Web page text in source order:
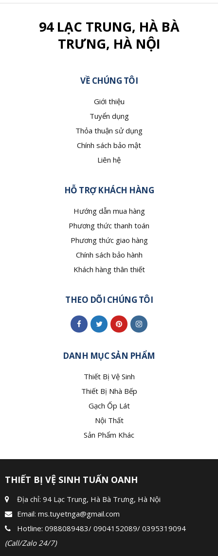
94 LẠC TRUNG, HÀ BÀ
TRƯNG, HÀ NỘI
VỀ CHÚNG TÔI
Giới thiệu
Tuyển dụng
Thỏa thuận sử dụng
Chính sách bảo mật
Liên hệ
HỖ TRỢ KHÁCH HÀNG
Hướng dẫn mua hàng
Phương thức thanh toán
Phương thức giao hàng
Chính sách bảo hành
Khách hàng thân thiết
THEO DÕI CHÚNG TÔI
DANH MỤC SẢN PHẨM
Thiết Bị Vệ Sinh
Thiết Bị Nhà Bếp
Gạch Ốp Lát
Nội Thất
Sản Phẩm Khác
THIẾT BỊ VỆ SINH TUẤN OANH
Địa chỉ: 94 Lạc Trung, Hà Bà Trưng, Hà Nội
Email: ms.tuyetnga@gmail.com
Hotline: 0988089483/ 0904152089/ 0395319094
(Call/Zalo 24/7)